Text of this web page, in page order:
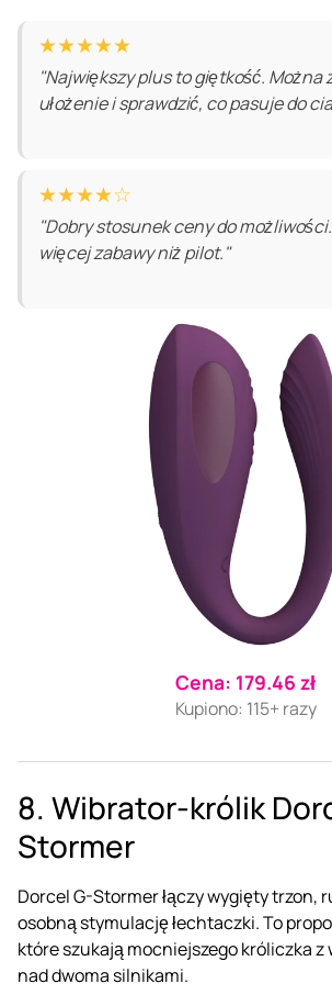
★★★★★
"Największy plus to giętkość. Można
ułożenie i sprawdzić, co pasuje do
★★★★☆
"Dobry stosunek ceny do
więcej zabawy niż pilot."
Cena: 179.46 zł
Kupiono: 115+ razy
8. Wibrator-królik
Stormer
Dorcel G-Stormer łączy wygięty trzon,
osobną stymulację łechtaczki. To
które szukają mocniejszego króliczka
nad dwoma silnikami.